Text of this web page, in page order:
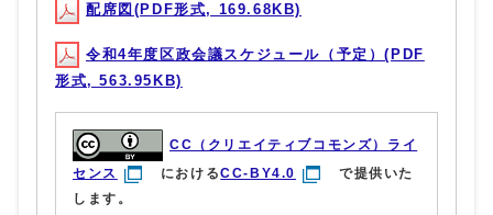
配席図(PDF形式, 169.68KB)
令和4年度区政会議スケジュール（予定）(PDF
形式, 563.95KB)
CC（クリエイティブコモンズ）ライ
センス
におけるCC-BY4.0
で提供いた
します。